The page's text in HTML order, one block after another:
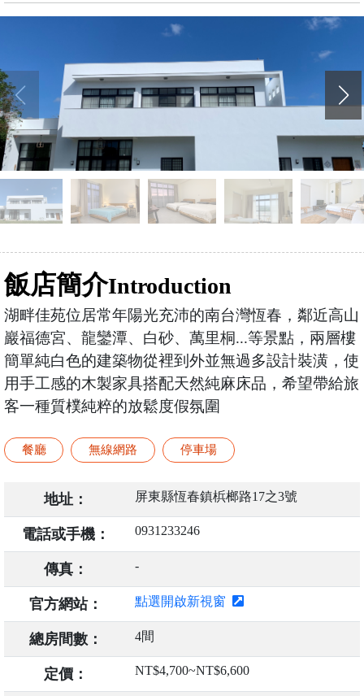
飯店簡介Introduction
湖畔佳苑位居常年陽光充沛的南台灣恆春，鄰近高山
巖福德宮、龍鑾潭、白砂、萬里桐...等景點，兩層樓
簡單純白色的建築物從裡到外並無過多設計裝潢，使
用手工感的木製家具搭配天然純麻床品，希望帶給旅
客一種質樸純粹的放鬆度假氛圍
餐廳 無線網路 停車場
地址： 屏東縣恆春鎮梹榔路17之3號
電話或手機： 0931233246
傳真： -
官方網站： 點選開啟新視窗
總房間數： 4間
定價： NT$4,700~NT$6,600